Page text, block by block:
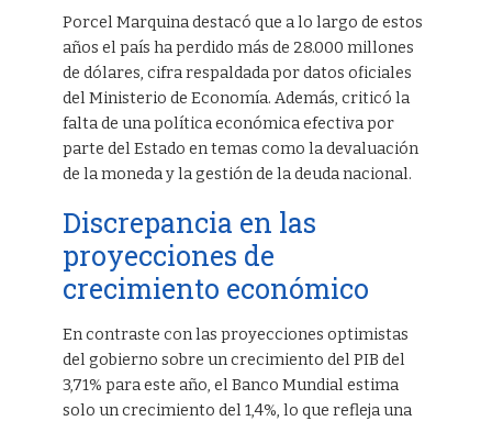
Porcel Marquina destacó que a lo largo de estos
años el país ha perdido más de 28.000 millones
de dólares, cifra respaldada por datos oficiales
del Ministerio de Economía. Además, criticó la
falta de una política económica efectiva por
parte del Estado en temas como la devaluación
de la moneda y la gestión de la deuda nacional.
Discrepancia en las
proyecciones de
crecimiento económico
En contraste con las proyecciones optimistas
del gobierno sobre un crecimiento del PIB del
3,71% para este año, el Banco Mundial estima
solo un crecimiento del 1,4%, lo que refleja una